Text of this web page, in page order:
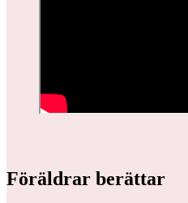
Föräldrar berättar